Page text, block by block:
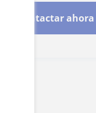
Contactar ahora